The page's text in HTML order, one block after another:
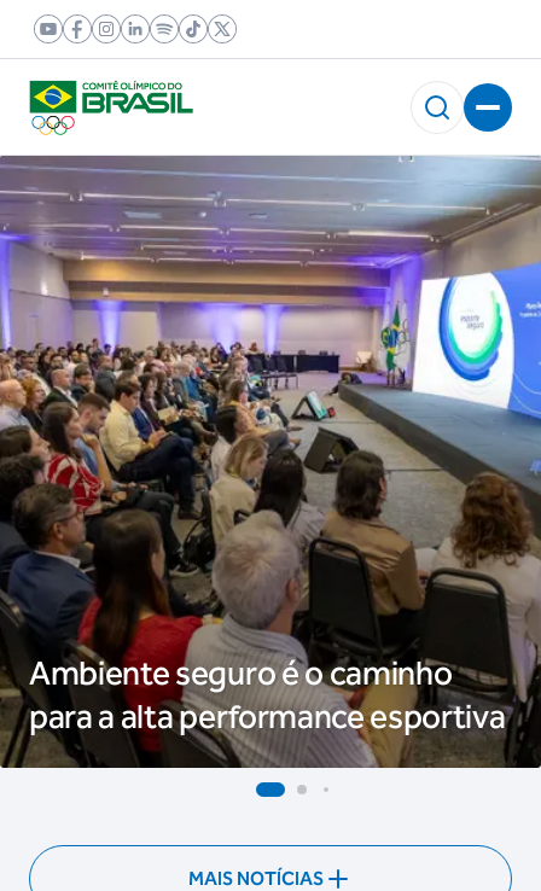
Ambiente seguro é o caminho
para a alta performance esportiva
MAIS NOTÍCIAS